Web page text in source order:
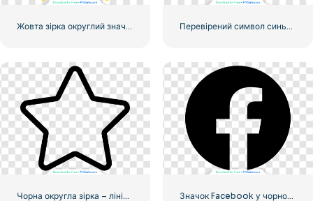
Значок Facebook у чорному кружечку